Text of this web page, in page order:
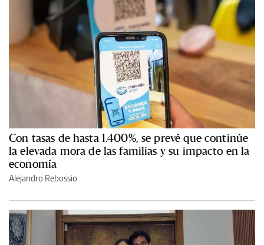
Con tasas de hasta 1.400%, se prevé que continúe
la elevada mora de las familias y su impacto en la
economía
Alejandro Rebossio